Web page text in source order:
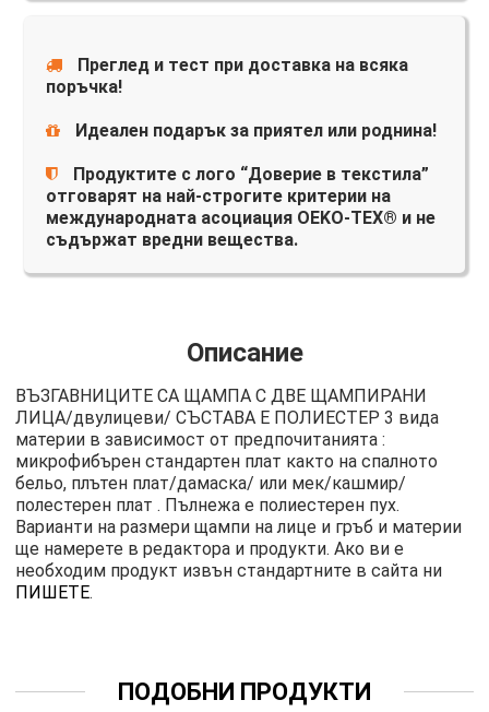
Преглед и тест при доставка на всяка
поръчка!
Идеален подарък за приятел или роднина!
Продуктите с лого “Доверие в текстила”
отговарят на най-строгите критерии на
международната асоциация OEKO-TEX® и не
съдържат вредни вещества.
Описание
ВЪЗГАВНИЦИТЕ СА ЩАМПА С ДВЕ ЩАМПИРАНИ
ЛИЦА/двулицеви/ СЪСТАВА Е ПОЛИЕСТЕР 3 вида
материи в зависимост от предпочитанията :
микрофибърен стандартен плат както на спалното
бельо, плътен плат/дамаска/ или мек/кашмир/
полестерен плат . Пълнежа е полиестерен пух.
Варианти на размери щампи на лице и гръб и материи
ще намерете в редактора и продукти. Ако ви е
необходим продукт извън стандартните в сайта ни
ПИШЕТЕ.
ПОДОБНИ ПРОДУКТИ